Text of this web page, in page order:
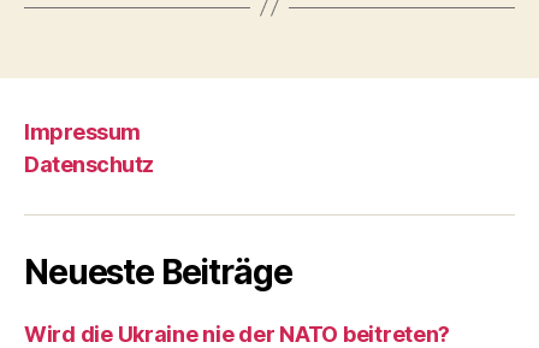
Impressum
Datenschutz
Neueste Beiträge
Wird die Ukraine nie der NATO beitreten?